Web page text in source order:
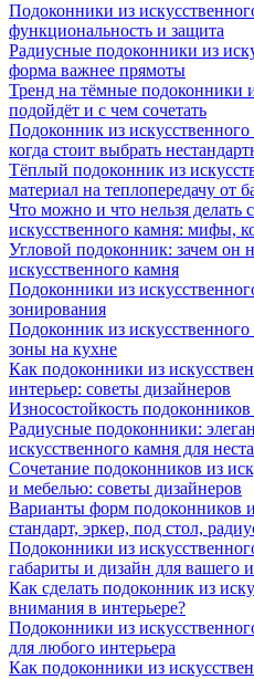
Подоконники из
функциональность и защита
Радиусные подоконники из
форма важнее прямоты
Тренд на тёмные подоконники
подойдёт и с чем сочетать
Подоконник из
когда стоит выбрать
Тёплый подоконник из
материал на теплопередачу от
Что можно и что нельзя делать
искусственного камня: мифы,
Угловой подоконник: зачем он
искусственного камня
Подоконники из
зонирования
Подоконник из
зоны на кухне
Как подоконники из
интерьер: советы дизайнеров
Износостойкость
Радиусные подоконники:
искусственного камня для
Сочетание подоконников из
и мебелью: советы дизайнеров
Варианты форм подоконников
стандарт, эркер, под стол,
Подоконники из
габариты и дизайн для вашего
Как сделать подоконник из
внимания в интерьере?
Подоконники из
для любого интерьера
Как подоконники из